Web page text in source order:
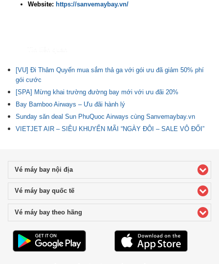
Website: https://sanvemaybay.vn/
[VU] Đi Thâm Quyến mua sắm thả ga với gói ưu đã giảm 50% phí
gói cước
[SPA] Mừng khai trường đường bay mới với ưu đãi 20%
Bay Bamboo Airways – Ưu đãi hành lý
Sunday săn deal Sun PhuQuoc Airways cùng Sanvemaybay.vn
VIETJET AIR – SIÊU KHUYẾN MÃI “NGÀY ĐÔI – SALE VÔ ĐỐI”
Vé máy bay nội địaclick to expand contents
Vé máy bay quốc tếclick to expand contents
Vé máy bay theo hãng